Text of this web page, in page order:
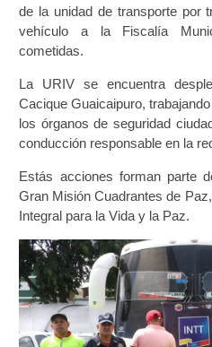
Autorización de
Otorgamiento de
Servicios Conexos
Otorgamiento de la
Servicios Conexos de
Registro de Servicios
Renovación y
Transporte.
Servicios Conexos –
Automotriz
de la unidad de transporte por
vehículo a la Fiscalía
cometidas.
La URIV se encuentra
Cacique Guaicaipuro,
los órganos de seguridad
conducción responsable en la
Estás acciones forman parte
Gran Misión Cuadrantes de
Integral para la Vida y la Paz.